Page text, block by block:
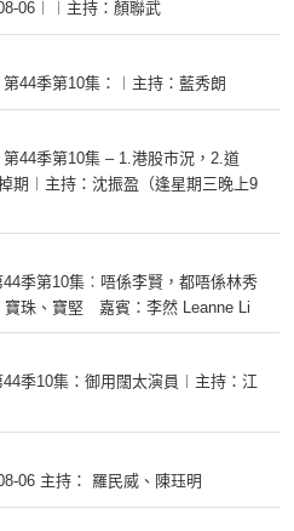
06︱︱主持：顏聯武
44季第10集：︱主持：藍秀朗
第44季第10集 – 1.港股市況，2.道
期︱主持：沈振盈（逢星期三晚上9
44季第10集︰唔係李賢，都唔係林秀
寶珠、寶堅 嘉賓：李然 Leanne Li
44季10集：御用闊太演員︱主持：江
06 主持： 羅民威、陳珏明